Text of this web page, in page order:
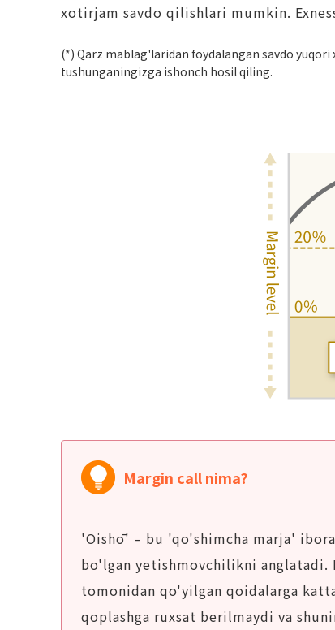
xotirjam savdo qilishlari mumkin.
(*) Qarz mablag'laridan foydalangan savdo
tushunganingizga ishonch hosil qiling.
Margin call nima?
'Oishō' – bu 'qo'shimcha marja'
bo'lgan yetishmovchilikni
tomonidan qo'yilgan qoidalarga
qoplashga ruxsat berilmaydi va